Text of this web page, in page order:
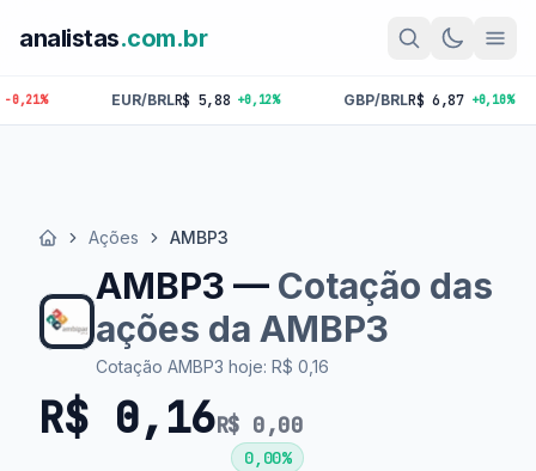
analistas.com.br
EUR/BRL R$ 5,88 +0,12% GBP/BRL R$ 6,87 +0,10% BTCR$
Início Ações AMBP3
AMBP3 — Cotação das
ações da AMBP3
Cotação AMBP3 hoje: R$ 0,16
R$ 0,16R$ 0,00
0,00%